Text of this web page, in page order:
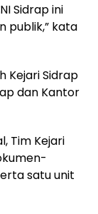
Sidrap ini
publik,” kata
Kejari Sidrap
dan Kantor
Tim Kejari
satu unit